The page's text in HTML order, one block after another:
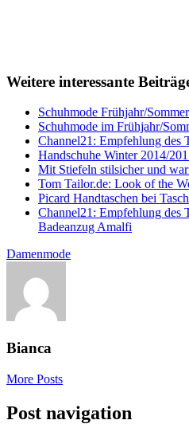
Weitere interessante
Schuhmode Frühjahr/
Schuhmode im Frühjahr/
Channel21: Empfehlung des
Handschuhe Winter 2014/
Mit Stiefeln stilsicher und
Tom Tailor.de: Look of the
Picard Handtaschen bei
Channel21: Empfehlung des
Badeanzug Amalfi
Damenmode
Bianca
More Posts
Post navigation